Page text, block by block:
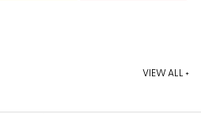
VIEW ALL +